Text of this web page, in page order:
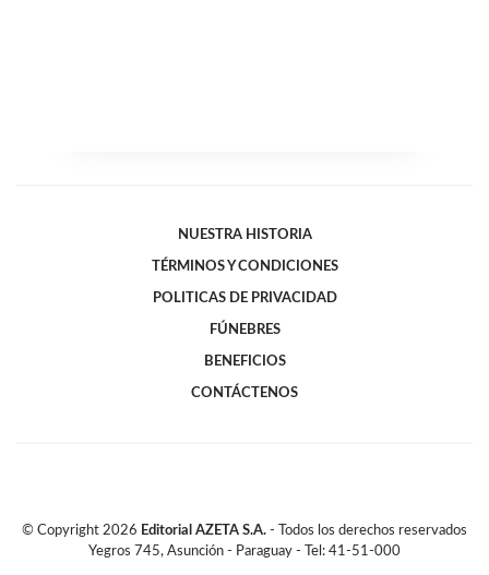
NUESTRA HISTORIA
TÉRMINOS Y CONDICIONES
POLITICAS DE PRIVACIDAD
FÚNEBRES
BENEFICIOS
CONTÁCTENOS
© Copyright 2026 Editorial AZETA S.A. - Todos los derechos reservados
Yegros 745, Asunción - Paraguay - Tel: 41-51-000